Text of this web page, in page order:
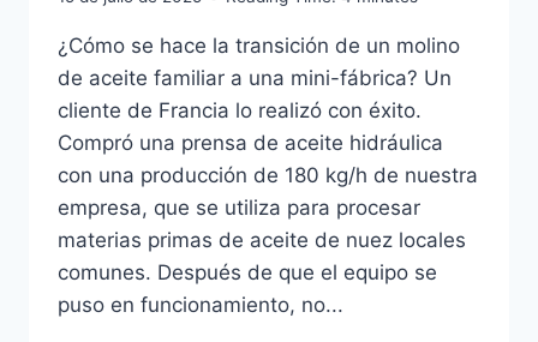
¿Cómo se hace la transición de un molino
de aceite familiar a una mini-fábrica? Un
cliente de Francia lo realizó con éxito.
Compró una prensa de aceite hidráulica
con una producción de 180 kg/h de nuestra
empresa, que se utiliza para procesar
materias primas de aceite de nuez locales
comunes. Después de que el equipo se
puso en funcionamiento, no...